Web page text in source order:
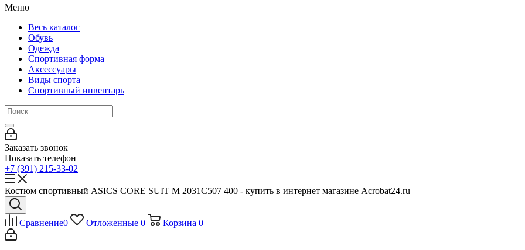
Меню
Весь каталог
Обувь
Одежда
Спортивная форма
Аксессуары
Виды спорта
Спортивный инвентарь
Заказать звонок
Показать телефон
+7 (391) 215-33-02
Костюм спортивный ASICS CORE SUIT M 2031C507 400 - купить в интернет магазине Acrobat24.ru
Сравнение0 Отложенные 0 Корзина 0